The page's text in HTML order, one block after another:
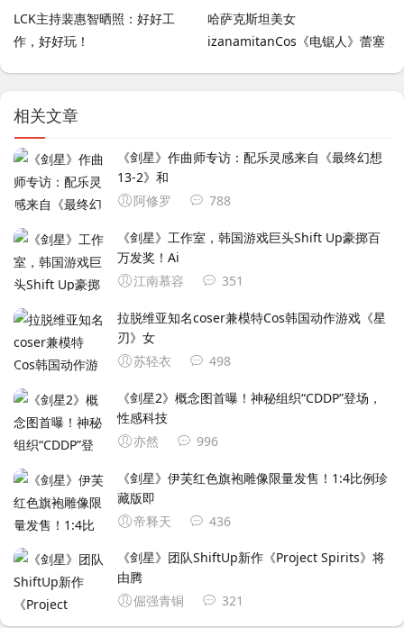
LCK主持裴惠智晒照：好好工
作，好好玩！
哈萨克斯坦美女
izanamitanCos《电锯人》蕾塞
相关文章
《剑星》作曲师专访：配乐灵感来自《最终幻想
13-2》和
阿修罗
788
《剑星》工作室，韩国游戏巨头Shift Up豪掷百
万发奖！Ai
江南慕容
351
拉脱维亚知名coser兼模特Cos韩国动作游戏《星
刃》女
苏轻衣
498
《剑星2》概念图首曝！神秘组织“CDDP”登场，
性感科技
亦然
996
《剑星》伊芙红色旗袍雕像限量发售！1:4比例珍
藏版即
帝释天
436
《剑星》团队ShiftUp新作《Project Spirits》将
由腾
倔强青铜
321